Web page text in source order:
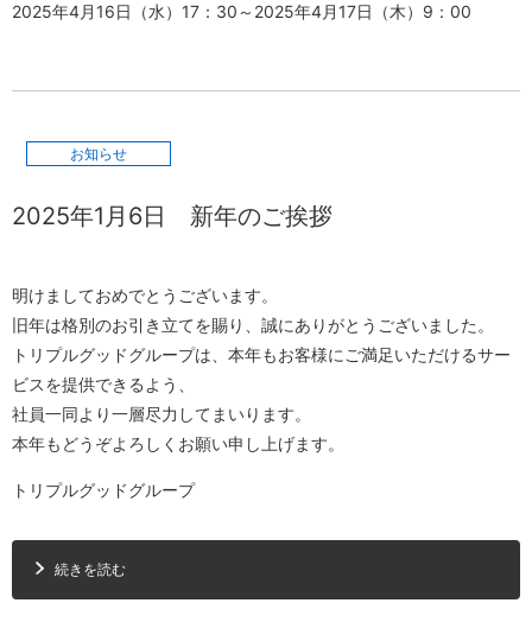
2025年4月16日（水）17：30～2025年4月17日（木）9：00
お知らせ
2025年1月6日 新年のご挨拶
明けましておめでとうございます。
旧年は格別のお引き立てを賜り、誠にありがとうございました。
トリプルグッドグループは、本年もお客様にご満足いただけるサー
ビスを提供できるよう、
社員一同より一層尽力してまいります。
本年もどうぞよろしくお願い申し上げます。
トリプルグッドグループ
続きを読む